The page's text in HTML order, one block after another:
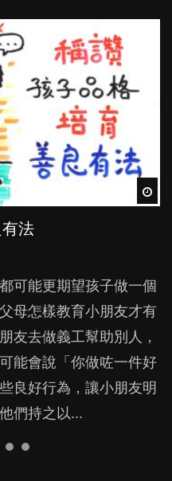
法
可能更期望孩子做一個
母怎樣教育小朋友才有
友去做義工幫助別人，
能會說「你做咗一件好
良好行為，讓小朋友明
們持之以...
該制止還是放手？
口中，有人說一旦養
戒，但原來一刀切阻止
孩子的身心發展？...
out又得唔得？
停隔離法」，讓孩子跟
反思的空間。不過這方
子蒙受精神傷害？...
女也必如何？
麼孩子聰明或愚笨、將
天注定？原來，父母師
知不覺間影響了孩子的
語抑或口語講故
你和孩子看書講故事
口語講？原來不同的方